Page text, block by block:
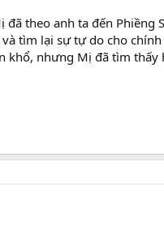
theo anh ta đến Phiềng
tìm lại sự tự do cho
khổ, nhưng Mị đã tìm